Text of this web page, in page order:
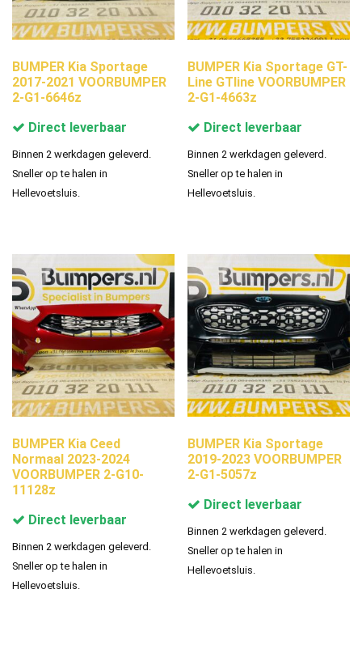
BUMPER Kia Sportage
2017-2021 VOORBUMPER
2-G1-6646z
Direct leverbaar
Binnen 2 werkdagen geleverd.
Sneller op te halen in
Hellevoetsluis.
BUMPER Kia Sportage GT-
Line GTline VOORBUMPER
2-G1-4663z
Direct leverbaar
Binnen 2 werkdagen geleverd.
Sneller op te halen in
Hellevoetsluis.
BUMPER Kia Ceed
Normaal 2023-2024
VOORBUMPER 2-G10-
11128z
Direct leverbaar
Binnen 2 werkdagen geleverd.
Sneller op te halen in
Hellevoetsluis.
BUMPER Kia Sportage
2019-2023 VOORBUMPER
2-G1-5057z
Direct leverbaar
Binnen 2 werkdagen geleverd.
Sneller op te halen in
Hellevoetsluis.